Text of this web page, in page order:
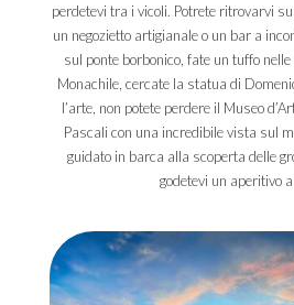
perdetevi tra i vicoli. Potrete ritrovarvi
un negozietto artigianale o un bar a
sul ponte borbonico, fate un tuffo
Monachile, cercate la statua di
l’arte, non potete perdere il Museo
Pascali con una incredibile vista sul
guidato in barca alla scoperta delle
godetevi un aperitivo